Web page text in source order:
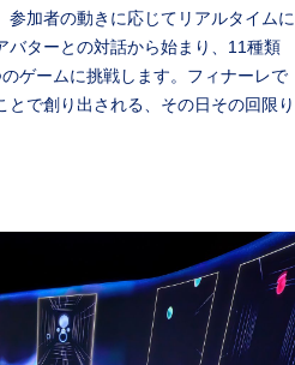
参加者の動きに応じてリアルタイムに
バターとの対話から始まり、11種類
ゲームに挑戦します。フィナーレで
で創り出される、その日その回限り